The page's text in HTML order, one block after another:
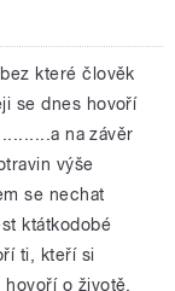
které člověk
se dnes hovoří
na závěr
výše
se nechat
ktátkodobé
ti, kteří si
o životě,